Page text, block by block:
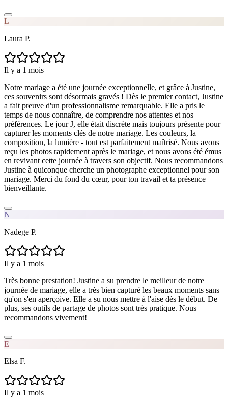
L
Laura P.
Il y a 1 mois
Notre mariage a été une journée exceptionnelle, et grâce à Justine,
ces souvenirs sont désormais gravés ! Dès le premier contact, Justine
a fait preuve d'un professionnalisme remarquable. Elle a pris le
temps de nous connaître, de comprendre nos attentes et nos
préférences. Le jour J, elle était discrète mais toujours présente pour
capturer les moments clés de notre mariage. Les couleurs, la
composition, la lumière - tout est parfaitement maîtrisé. Nous avons
reçu les photos rapidement après le mariage, et nous avons été émus
en revivant cette journée à travers son objectif. Nous recommandons
Justine à quiconque cherche un photographe exceptionnel pour son
mariage. Merci du fond du cœur, pour ton travail et ta présence
bienveillante.
N
Nadege P.
Il y a 1 mois
Très bonne prestation! Justine a su prendre le meilleur de notre
journée de mariage, elle a très bien capturé les beaux moments sans
qu'on s'en aperçoive. Elle a su nous mettre à l'aise dès le début. De
plus, ses outils de partage de photos sont très pratique. Nous
recommandons vivement!
E
Elsa F.
Il y a 1 mois